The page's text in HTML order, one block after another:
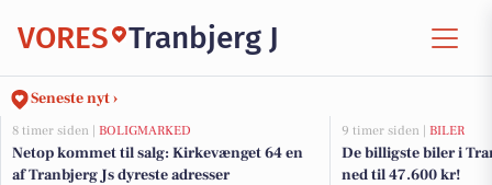
VORES Tranbjerg J
Seneste nyt ›
8 timer siden | BOLIGMARKED
Netop kommet til salg: Kirkevænget 64 en
af Tranbjerg Js dyreste adresser
9 timer siden | BILER
De billigste biler i
ned til 47.600 kr!